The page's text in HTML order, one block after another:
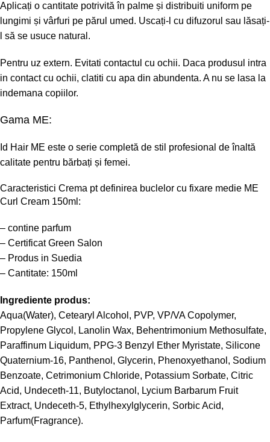
Aplicați o cantitate potrivită în palme și distribuiti uniform pe
lungimi și vârfuri pe părul umed. Uscați-l cu difuzorul sau lăsați-
l să se usuce natural.
Pentru uz extern. Evitati contactul cu ochii. Daca produsul intra
in contact cu ochii, clatiti cu apa din abundenta. A nu se lasa la
indemana copiilor.
Gama ME:
Id Hair ME este o serie completă de stil profesional de înaltă
calitate pentru bărbați și femei.
Caracteristici Crema pt definirea buclelor cu fixare medie ME
Curl Cream 150ml:
– contine parfum
– Certificat Green Salon
– Produs in Suedia
– Cantitate: 150ml
Ingrediente produs:
Aqua(Water), Cetearyl Alcohol, PVP, VP/VA Copolymer,
Propylene Glycol, Lanolin Wax, Behentrimonium Methosulfate,
Paraffinum Liquidum, PPG-3 Benzyl Ether Myristate, Silicone
Quaternium-16, Panthenol, Glycerin, Phenoxyethanol, Sodium
Benzoate, Cetrimonium Chloride, Potassium Sorbate, Citric
Acid, Undeceth-11, Butyloctanol, Lycium Barbarum Fruit
Extract, Undeceth-5, Ethylhexylglycerin, Sorbic Acid,
Parfum(Fragrance).